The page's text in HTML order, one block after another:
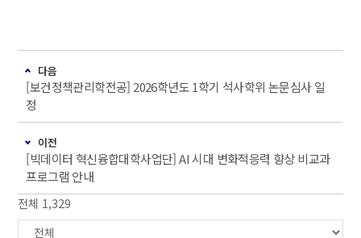
다음
[보건정책관리학전공] 2026학년도 1학기 석사학위 논문심사 일
정
이전
[빅데이터 혁신융합대학사업단] AI 시대 변화적응력 향상 비교과
프로그램 안내
전체 1,329